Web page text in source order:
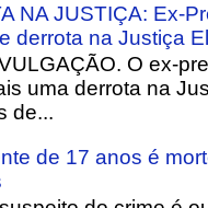
NA JUSTIÇA: Ex-
derrota na Justiça
O ex-
uma derrota na
de...
de 17 anos é